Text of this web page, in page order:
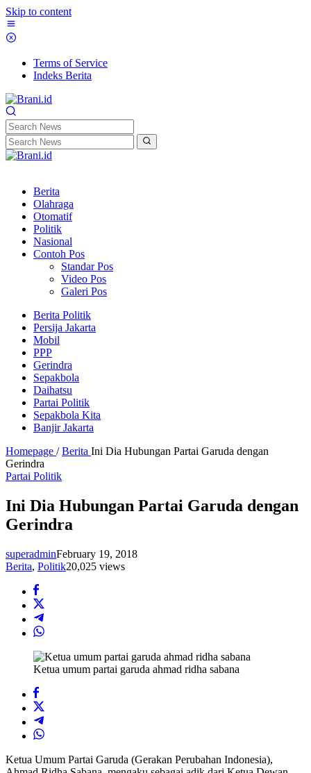
Skip to content
Terms of Service
Indeks Berita
Berita
Olahraga
Otomatif
Politik
Nasional
Contoh Pos
Standar Pos
Video Pos
Galeri Pos
Berita Politik
Persija Jakarta
Mobil
PPP
Gerindra
Sepakbola
Daihatsu
Partai Politik
Sepakbola Kita
Banjir Jakarta
Homepage / Berita Ini Dia Hubungan Partai Garuda dengan
Gerindra
Partai Politik
Ini Dia Hubungan Partai Garuda dengan
Gerindra
superadminFebruary 19, 2018
Berita, Politik20,025 views
Ketua umum partai garuda ahmad ridha sabana
Ketua Umum Partai Garuda (Gerakan Perubahan Indonesia),